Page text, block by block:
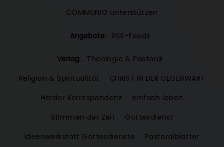
COMMUNIO unterstützen
Angebote: RSS-Feeds
Verlag:
Theologie & Pastoral
Religion & Spiritualität
CHRIST IN DER GEGENWART
Herder Korrespondenz
einfach leben
Stimmen der Zeit
Gottesdienst
Ideenwerkstatt Gottesdienste
Pastoralblätter